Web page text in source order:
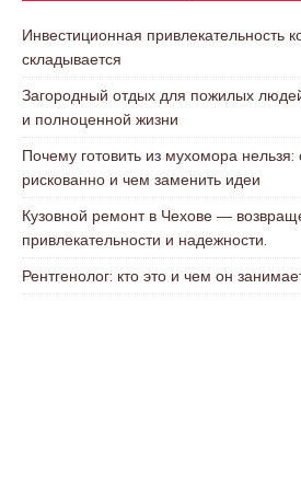
Инвестиционная привлекательность
складывается
Загородный отдых для пожилых
и полноценной жизни
Почему готовить из мухомора
рискованно и чем заменить идеи
Кузовной ремонт в Чехове —
привлекательности и надежности.
Рентгенолог: кто это и чем он